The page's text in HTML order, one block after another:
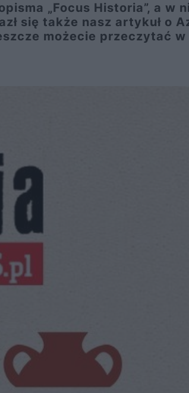
„Focus Historia”, a w
się także nasz artykuł o
możecie przeczytać